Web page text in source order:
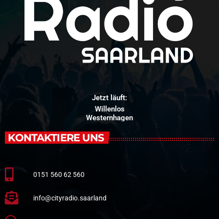
Jetzt läuft:
Willenlos
Westernhagen
KONTAKTIERE UNS
0151 560 62 560
info@cityradio.saarland